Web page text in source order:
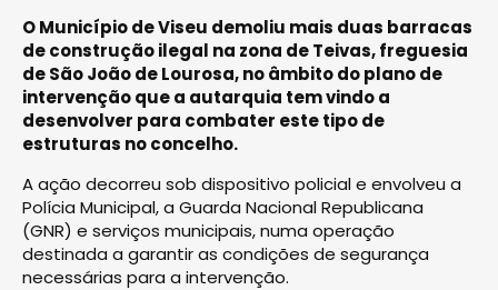
O Município de Viseu demoliu mais duas barracas
de construção ilegal na zona de Teivas, freguesia
de São João de Lourosa, no âmbito do plano de
intervenção que a autarquia tem vindo a
desenvolver para combater este tipo de
estruturas no concelho.
A ação decorreu sob dispositivo policial e envolveu a
Polícia Municipal, a Guarda Nacional Republicana
(GNR) e serviços municipais, numa operação
destinada a garantir as condições de segurança
necessárias para a intervenção.